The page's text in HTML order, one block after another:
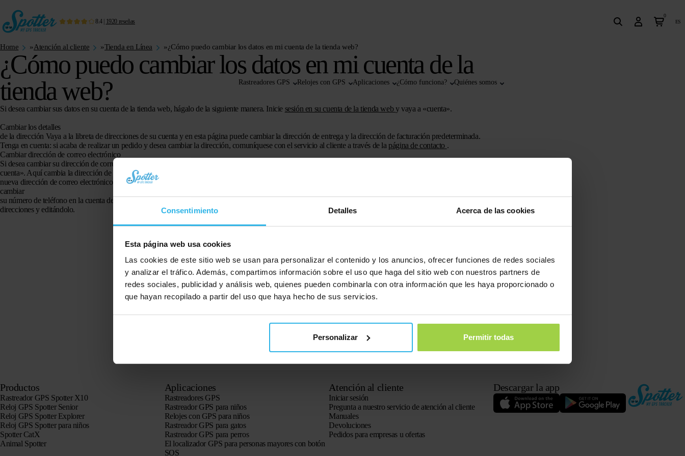
Consentimiento Detalles Acerca de las cookies
Esta página web usa cookies
Las cookies de este sitio web se usan para personalizar el contenido y los anuncios, ofrecer funciones de redes sociales
y analizar el tráfico. Además, compartimos información sobre el uso que haga del sitio web con nuestros partners de
redes sociales, publicidad y análisis web, quienes pueden combinarla con otra información que les haya proporcionado o
que hayan recopilado a partir del uso que haya hecho de sus servicios.
Personalizar Permitir todas
8.4| 1920 reseñas
Rastreadores GPS Relojes con GPS Aplicaciones ¿Cómo funciona? Quiénes somos
0
es
Home »Atención al cliente »Tienda en Línea »¿Cómo puedo cambiar los datos en mi cuenta de la tienda web?
¿Cómo puedo cambiar los datos en mi cuenta de la
tienda web?
Si desea cambiar sus datos en su cuenta de la tienda web, hágalo de la siguiente manera. Inicie sesión en su cuenta de la tienda web y vaya a «cuenta».
Cambiar los detalles
de la dirección Vaya a la libreta de direcciones de su cuenta y en esta página puede cambiar la dirección de entrega y la dirección de facturación predeterminada.
Tenga en cuenta: si acaba de realizar un pedido y desea cambiar la dirección, comuníquese con el servicio al cliente a través de la página de contacto .
Cambiar dirección de correo electrónico
Si desea cambiar su dirección de correo electrónico en la cuenta de la tienda web,
cuenta». Aquí cambia la dirección de correo electrónico de su cuenta de la tienda web. Luego haga clic en cambiar dirección de correo electrónico e ingrese la
nueva dirección de correo electrónico y su contraseña actual. Haz clic en guardar y listo.
cambiar
su número de teléfono en la cuenta de la tienda web,
direcciones y editándolo.
Productos
Rastreador GPS Spotter X10
Reloj GPS Spotter Senior
Reloj GPS Spotter Explorer
Reloj GPS Spotter para niños
Spotter CatX
Animal Spotter
Aplicaciones
Rastreadores GPS
Rastreador GPS para niños
Relojes con GPS para niños
Rastreador GPS para gatos
Rastreador GPS para perros
El localizador GPS para personas mayores con botón
SOS
Atención al cliente
Iniciar sesión
Pregunta a nuestro servicio de atención al cliente
Manuales
Devoluciones
Pedidos para empresas u ofertas
Descargar la app